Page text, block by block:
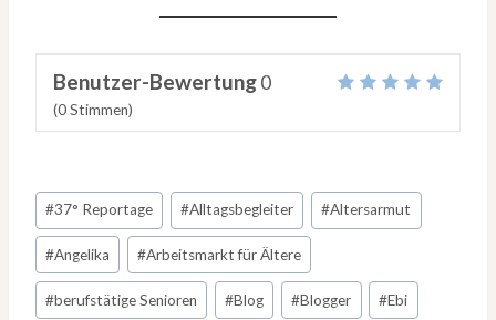
Benutzer-Bewertung0
(0Stimmen)
Schlagworte:
#37° Reportage #Alltagsbegleiter #Altersarmut
#Angelika #Arbeitsmarkt für Ältere
#berufstätige Senioren #Blog #Blogger #Ebi